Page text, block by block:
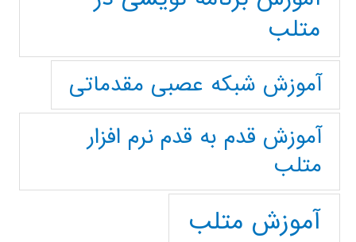
متلب
آموزش شبکه عصبی مقدماتی
آموزش قدم به قدم نرم افزار
متلب
آموزش متلب